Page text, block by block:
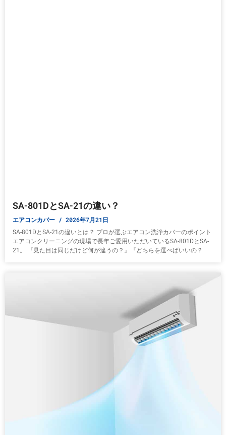
SA-801DとSA-21の違い？
エアコンカバー 2026年7月21日
SA-801DとSA-21の違いとは？ プロが選ぶエアコン洗浄カバーのポイント
エアコンクリーニングの現場で長年ご愛用いただいているSA-801DとSA-
21。 『見た目は同じだけど何が違うの？』『どちらを選べばいいの？